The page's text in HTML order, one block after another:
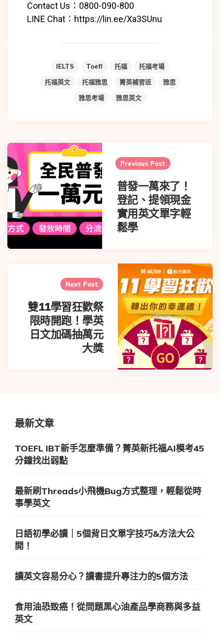
Contact Us：0800-090-800
LINE Chat： https://lin.ee/Xa3SUnu
IELTS Toefl 托福
托福考場
托福英文
托福雅思 菁英補習班
雅思
雅思考場
雅思英文
Previous Post
普發一萬來了！
登記、提領現金
實用英文單字輕
鬆學
Next Post
雙11學習狂歡祭
限時開跑！學英
日文加碼抽萬元
大獎
最新文章
TOEFL IBT新手怎麼準備？菁英新托福AI模考45
分鐘找出弱點
最新刷Threads小飛機Bug方式整理，輕鬆從時
事學英文
日語初學必讀｜5個背日文單字技巧&方法大公
開！
讀英文容易分心？讀書提升專注力的5個方法
食用油恐致癌！從問題黑心油產品學商務與多益
英文